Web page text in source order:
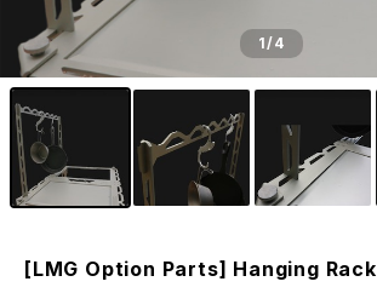
1/4
[LMG Option Parts] Hanging Rack